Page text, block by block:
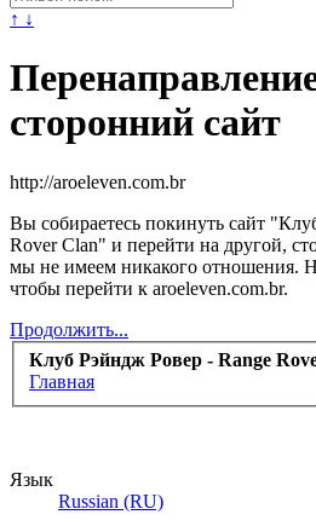
↑ ↓
сторонний сайт
http://aroeleven.com.br
Вы собираетесь покинуть сайт
Rover Clan" и перейти на другой,
мы не имеем никакого отношения.
чтобы перейти к aroeleven.com.br.
Продолжить...
Клуб Рэйндж Ровер - Range
Главная
Язык
Russian (RU)